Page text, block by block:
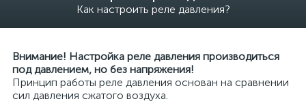
Как настроить реле давления?
Внимание! Настройка реле давления производиться
под давлением, но без напряжения!
Принцип работы реле давления основан на сравнении
сил давления сжатого воздуха.